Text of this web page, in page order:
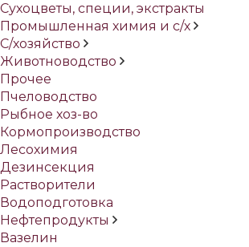
Сухоцветы, специи, экстракты
Промышленная химия и с/х
С/хозяйство
Животноводство
Прочее
Пчеловодство
Рыбное хоз-во
Кормопроизводство
Лесохимия
Дезинсекция
Растворители
Водоподготовка
Нефтепродукты
Вазелин